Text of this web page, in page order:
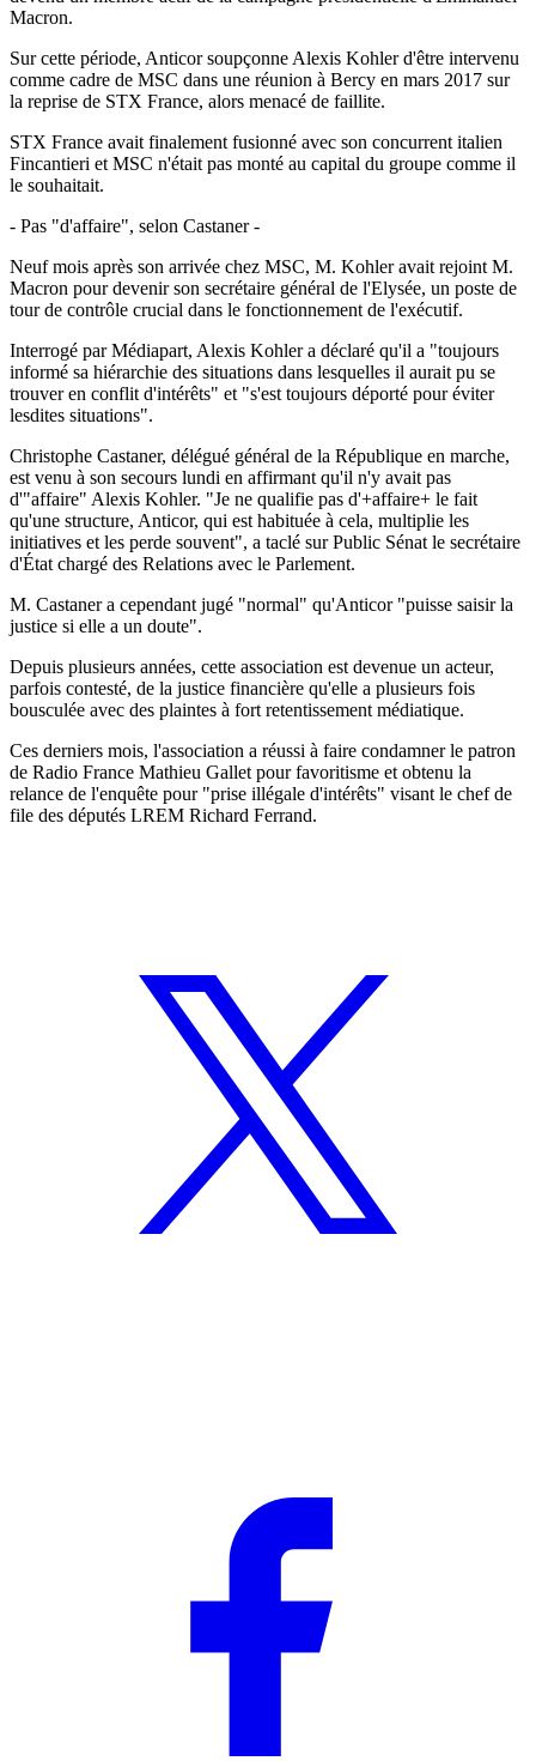
Macron.
Sur cette période, Anticor soupçonne Alexis Kohler d'être intervenu
comme cadre de MSC dans une réunion à Bercy en mars 2017 sur
la reprise de STX France, alors menacé de faillite.
STX France avait finalement fusionné avec son concurrent italien
Fincantieri et MSC n'était pas monté au capital du groupe comme il
le souhaitait.
- Pas "d'affaire", selon Castaner -
Neuf mois après son arrivée chez MSC, M. Kohler avait rejoint M.
Macron pour devenir son secrétaire général de l'Elysée, un poste de
tour de contrôle crucial dans le fonctionnement de l'exécutif.
Interrogé par Médiapart, Alexis Kohler a déclaré qu'il a "toujours
informé sa hiérarchie des situations dans lesquelles il aurait pu se
trouver en conflit d'intérêts" et "s'est toujours déporté pour éviter
lesdites situations".
Christophe Castaner, délégué général de la République en marche,
est venu à son secours lundi en affirmant qu'il n'y avait pas
d'"affaire" Alexis Kohler. "Je ne qualifie pas d'+affaire+ le fait
qu'une structure, Anticor, qui est habituée à cela, multiplie les
initiatives et les perde souvent", a taclé sur Public Sénat le secrétaire
d'État chargé des Relations avec le Parlement.
M. Castaner a cependant jugé "normal" qu'Anticor "puisse saisir la
justice si elle a un doute".
Depuis plusieurs années, cette association est devenue un acteur,
parfois contesté, de la justice financière qu'elle a plusieurs fois
bousculée avec des plaintes à fort retentissement médiatique.
Ces derniers mois, l'association a réussi à faire condamner le patron
de Radio France Mathieu Gallet pour favoritisme et obtenu la
relance de l'enquête pour "prise illégale d'intérêts" visant le chef de
file des députés LREM Richard Ferrand.